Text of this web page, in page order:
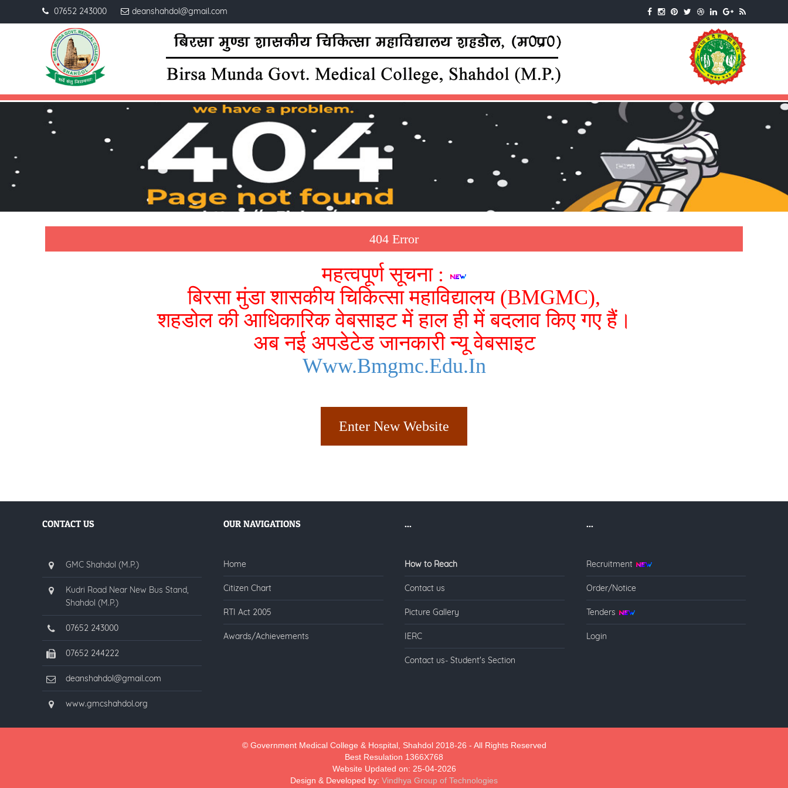
07652 243000 deanshahdol@gmail.com
404 Error
महत्वपूर्ण सूचना :
बिरसा मुंडा शासकीय चिकित्सा महाविद्यालय (BMGMC),
शहडोल की आधिकारिक वेबसाइट में हाल ही में बदलाव किए गए हैं।
अब नई अपडेटेड जानकारी न्यू वेबसाइट
Www.bmgmc.edu.in
Enter New Website
CONTACT US
GMC Shahdol (M.P.)
Kudri Road Near New Bus Stand,
Shahdol (M.P.)
07652 243000
07652 244222
deanshahdol@gmail.com
www.gmcshahdol.org
OUR NAVIGATIONS
Home
Citizen Chart
RTI Act 2005
Awards/Achievements
...
How to Reach
Contact us
Picture Gallery
IERC
Contact us- Student's Section
...
Recruitment
Order/Notice
Tenders
Login
© Government Medical College & Hospital, Shahdol 2018-26 - All Rights Reserved
Best Resulation 1366X768
Website Updated on: 25-04-2026
Design & Developed by: Vindhya Group of Technologies